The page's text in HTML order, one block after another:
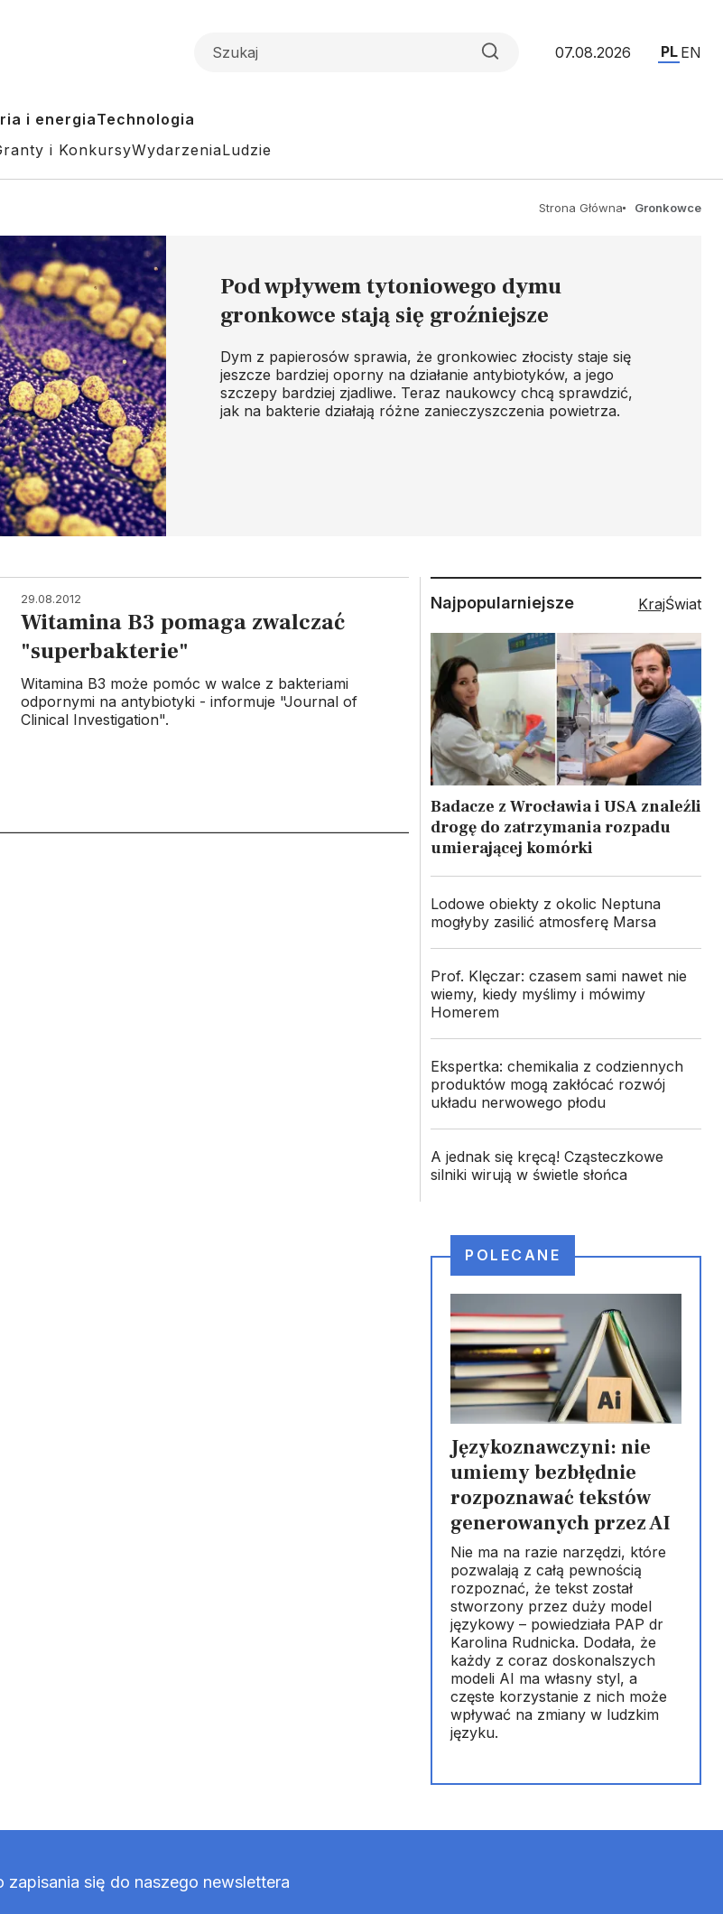
07.08.2026 PL EN
i energiaTechnologia
i KonkursyWydarzeniaLudzie
Strona Główna Gronkowce
Pod wpływem tytoniowego dymu
gronkowce stają się groźniejsze
Dym z papierosów sprawia, że gronkowiec złocisty staje się
jeszcze bardziej oporny na działanie antybiotyków, a jego
szczepy bardziej zjadliwe. Teraz naukowcy chcą sprawdzić,
jak na bakterie działają różne zanieczyszczenia powietrza.
29.08.2012
Witamina B3 pomaga zwalczać
"superbakterie"
Witamina B3 może pomóc w walce z bakteriami
odpornymi na antybiotyki - informuje "Journal of
Clinical Investigation".
Najpopularniejsze KrajŚwiat
Badacze z Wrocławia i USA znaleźli
drogę do zatrzymania rozpadu
umierającej komórki
Lodowe obiekty z okolic Neptuna
mogłyby zasilić atmosferę Marsa
Prof. Klęczar: czasem sami nawet nie
wiemy, kiedy myślimy i mówimy
Homerem
Ekspertka: chemikalia z codziennych
produktów mogą zakłócać rozwój
układu nerwowego płodu
A jednak się kręcą! Cząsteczkowe
silniki wirują w świetle słońca
POLECANE
Językoznawczyni: nie
umiemy bezbłędnie
rozpoznawać tekstów
generowanych przez AI
Nie ma na razie narzędzi, które
pozwalają z całą pewnością
rozpoznać, że tekst został
stworzony przez duży model
językowy – powiedziała PAP dr
Karolina Rudnicka. Dodała, że
każdy z coraz doskonalszych
modeli AI ma własny styl, a
częste korzystanie z nich może
wpływać na zmiany w ludzkim
języku.
zapisania się do naszego newslettera